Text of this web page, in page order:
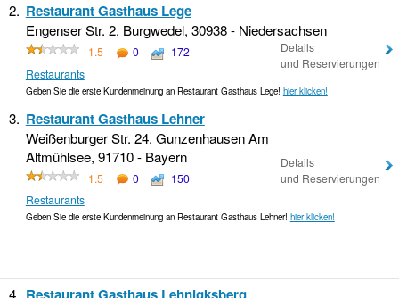
2. Restaurant Gasthaus Lege
Engenser Str. 2, Burgwedel, 30938 - Niedersachsen
1.5 0
172
Restaurants
Details
und Reservierungen
Geben Sie die erste Kundenmeinung an Restaurant Gasthaus Lege! hier klicken!
3. Restaurant Gasthaus Lehner
Weißenburger Str. 24, Gunzenhausen Am
Altmühlsee, 91710 - Bayern
1.5 0
150
Restaurants
Details
und Reservierungen
Geben Sie die erste Kundenmeinung an Restaurant Gasthaus Lehner! hier klicken!
4.